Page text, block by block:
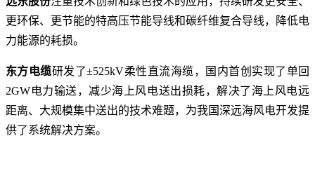
更环保、更节能的特高压节能导线和碳纤维复合导线，降低电
力能源的耗损。
东方电缆研发了±525kV柔性直流海缆，国内首创实现了单回
2GW电力输送，减少海上风电送出损耗，解决了海上风电远
距离、大规模集中送出的技术难题，为我国深远海风电开发提
供了系统解决方案。